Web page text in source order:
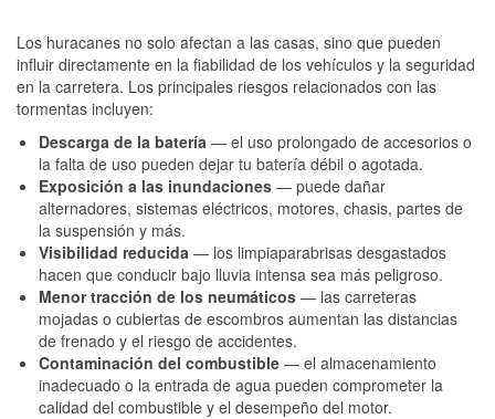
Los huracanes no solo afectan a las casas, sino que pueden
influir directamente en la fiabilidad de los vehículos y la seguridad
en la carretera. Los principales riesgos relacionados con las
tormentas incluyen:
Descarga de la batería — el uso prolongado de accesorios o
la falta de uso pueden dejar tu batería débil o agotada.
Exposición a las inundaciones — puede dañar
alternadores, sistemas eléctricos, motores, chasis, partes de
la suspensión y más.
Visibilidad reducida — los limpiaparabrisas desgastados
hacen que conducir bajo lluvia intensa sea más peligroso.
Menor tracción de los neumáticos — las carreteras
mojadas o cubiertas de escombros aumentan las distancias
de frenado y el riesgo de accidentes.
Contaminación del combustible — el almacenamiento
inadecuado o la entrada de agua pueden comprometer la
calidad del combustible y el desempeño del motor.